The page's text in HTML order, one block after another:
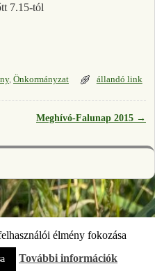
7.15-tól
, Önkormányzat állandó link
Meghívó-Falunap 2015 →
élmény fokozása
További információk